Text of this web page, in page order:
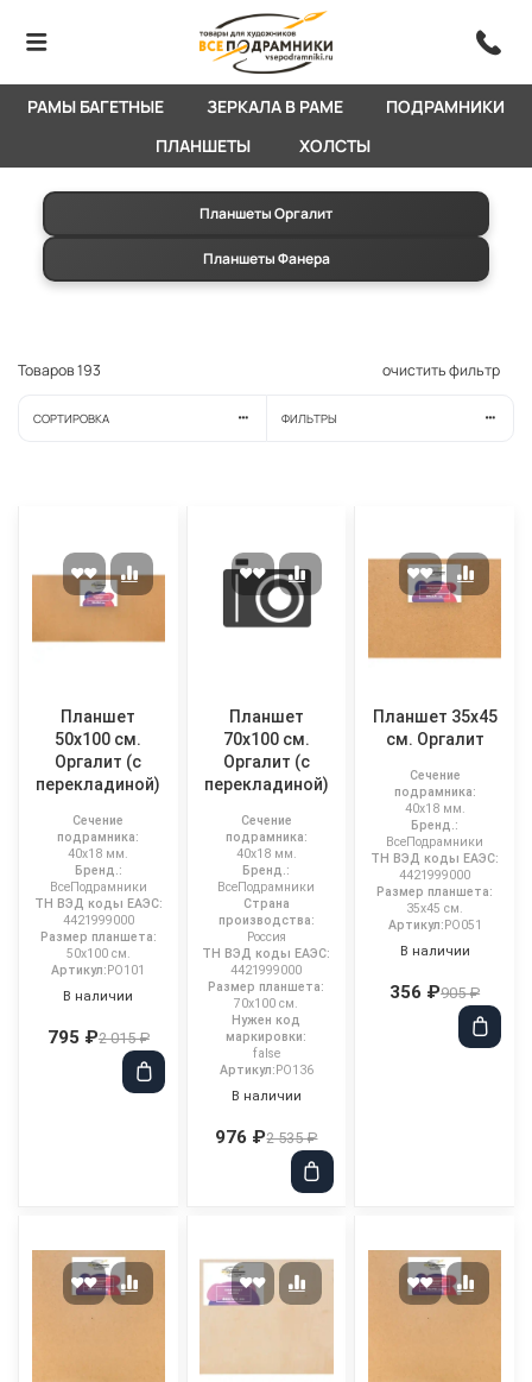
РАМЫ БАГЕТНЫЕ ЗЕРКАЛА В РАМЕ
ПОДРАМНИКИ
ПЛАНШЕТЫ
ХОЛСТЫ
Планшеты Оргалит
Планшеты Фанера
Товаров193 очистить фильтр
СОРТИРОВКА ФИЛЬТРЫ
Планшет
50x100 см.
Оргалит (с
перекладиной)
Сечение
подрамника:
40x18 мм.
Бренд.:
ВсеПодрамники
ТН ВЭД коды ЕАЭС:
4421999000
Размер планшета:
50x100 см.
Артикул:PO101
В наличии
795 ₽2 015 ₽
Планшет
70x100 см.
Оргалит (с
перекладиной)
Сечение
подрамника:
40x18 мм.
Бренд.:
ВсеПодрамники
Страна
производства:
Россия
ТН ВЭД коды ЕАЭС:
4421999000
Размер планшета:
70x100 см.
Нужен код
маркировки:
false
Артикул:PO136
В наличии
976 ₽2 535 ₽
Планшет 35x45
см. Оргалит
Сечение
подрамника:
40x18 мм.
Бренд.:
ВсеПодрамники
ТН ВЭД коды ЕАЭС:
4421999000
Размер планшета:
35x45 см.
Артикул:PO051
В наличии
356 ₽905 ₽